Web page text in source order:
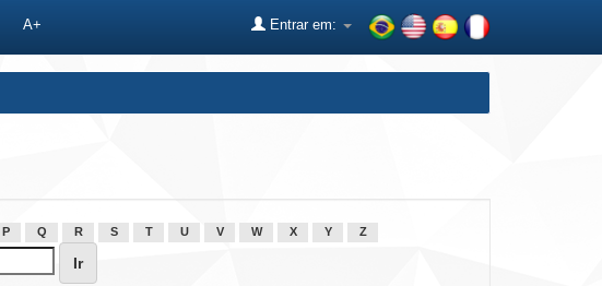
A+ Entrar em:
P Q R S T U V W X Y Z